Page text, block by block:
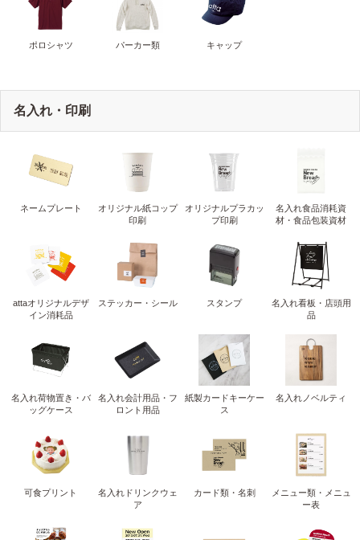
ポロシャツ パーカー類 キャップ
名入れ・印刷
ネームプレート
オリジナル紙コップ
印刷
オリジナルプラカッ
プ印刷
名入れ食品消耗資
材・食品包装資材
attaオリジナルデザ
イン消耗品
ステッカー・シール スタンプ
名入れ看板・店頭用
品
名入れ荷物置き・バ
ッグケース
名入れ会計用品・フ
ロント用品
紙製カードキーケー
ス
名入れノベルティ
可食プリント
名入れドリンクウェ
ア
カード類・名刺
メニュー類・メニュ
ー表